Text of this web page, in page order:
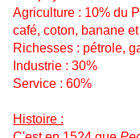
Agriculture : 10% du
café, coton, banane
Richesses : pétrole,
Industrie : 30%
Service : 60%
Histoire :